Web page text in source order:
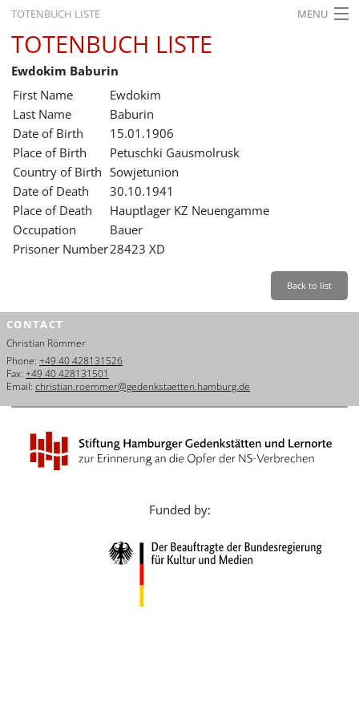
TOTENBUCH LISTE MENU
STARTSEITE
AUSSTELLUNGEN
GESCHICHTE
BILDUNG
FORSCHUNG
SERVICE
Leichte Sprache Back
Dansk
Español
Italiano
Nederlands
Português
Gebärdensprache
TOTENBUCH LISTE
Ewdokim Baburin
First Name
Ewdokim
Last Name
Baburin
Date of Birth
15.01.1906
Place of Birth
Petuschki Gausmolrusk
Country of Birth Sowjetunion
Date of Death
30.10.1941
Place of Death
Hauptlager KZ Neuengamme
Occupation
Bauer
Prisoner Number28423 XD
Back to list
CONTACT
Christian Römmer
Phone: +49 40 428131526
Fax: +49 40 428131501
Email: christian.roemmer@gedenkstaetten.hamburg.de
Funded by: